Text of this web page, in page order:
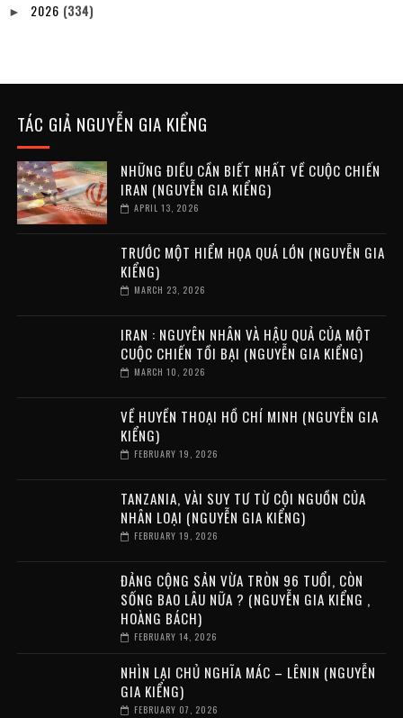
► 2026 (334)
TÁC GIẢ NGUYỄN GIA KIỂNG
NHỮNG ĐIỀU CẦN BIẾT NHẤT VỀ CUỘC CHIẾN
IRAN (NGUYỄN GIA KIỂNG)
APRIL 13, 2026
TRƯỚC MỘT HIỂM HỌA QUÁ LỚN (NGUYỄN GIA
KIỂNG)
MARCH 23, 2026
IRAN : NGUYÊN NHÂN VÀ HẬU QUẢ CỦA MỘT
CUỘC CHIẾN TỒI BẠI (NGUYỄN GIA KIỂNG)
MARCH 10, 2026
VỀ HUYỀN THOẠI HỒ CHÍ MINH (NGUYỄN GIA
KIỂNG)
FEBRUARY 19, 2026
TANZANIA, VÀI SUY TƯ TỪ CỘI NGUỒN CỦA
NHÂN LOẠI (NGUYỄN GIA KIỂNG)
FEBRUARY 19, 2026
ĐẢNG CỘNG SẢN VỪA TRÒN 96 TUỔI, CÒN
SỐNG BAO LÂU NỮA ? (NGUYỄN GIA KIỂNG ,
HOÀNG BÁCH)
FEBRUARY 14, 2026
NHÌN LẠI CHỦ NGHĨA MÁC – LÊNIN (NGUYỄN
GIA KIỂNG)
FEBRUARY 07, 2026